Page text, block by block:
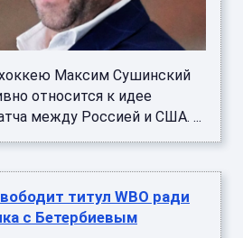
Максим Сушинский
относится к идее
между Россией и США. ...
титул WBO ради
с Бетербиевым